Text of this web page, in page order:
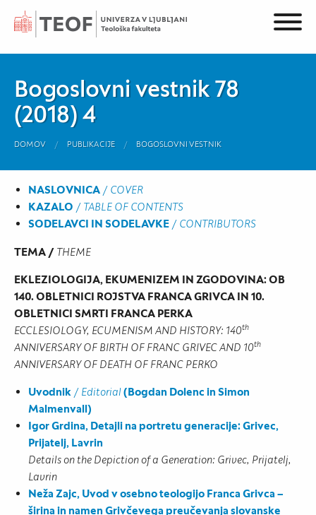
Bogoslovni vestnik 78
(2018) 4
DOMOV PUBLIKACIJE BOGOSLOVNI VESTNIK
NASLOVNICA / COVER
KAZALO / TABLE OF CONTENTS
SODELAVCI IN SODELAVKE / CONTRIBUTORS
TEMA / THEME
EKLEZIOLOGIJA, EKUMENIZEM IN ZGODOVINA: OB
140. OBLETNICI ROJSTVA FRANCA GRIVCA IN 10.
OBLETNICI SMRTI FRANCA PERKA
ECCLESIOLOGY, ECUMENISM AND HISTORY: 140th
ANNIVERSARY OF BIRTH OF FRANC GRIVEC AND 10th
ANNIVERSARY OF DEATH OF FRANC PERKO
Uvodnik / Editorial(Bogdan Dolenc in Simon
Malmenvall)
Igor Grdina, Detajli na portretu generacije: Grivec,
Prijatelj, Lavrin
Details on the Depiction of a Generation: Grivec, Prijatelj,
Lavrin
Neža Zajc, Uvod v osebno teologijo Franca Grivca –
širina in namen Grivčevega preučevanja slovanske